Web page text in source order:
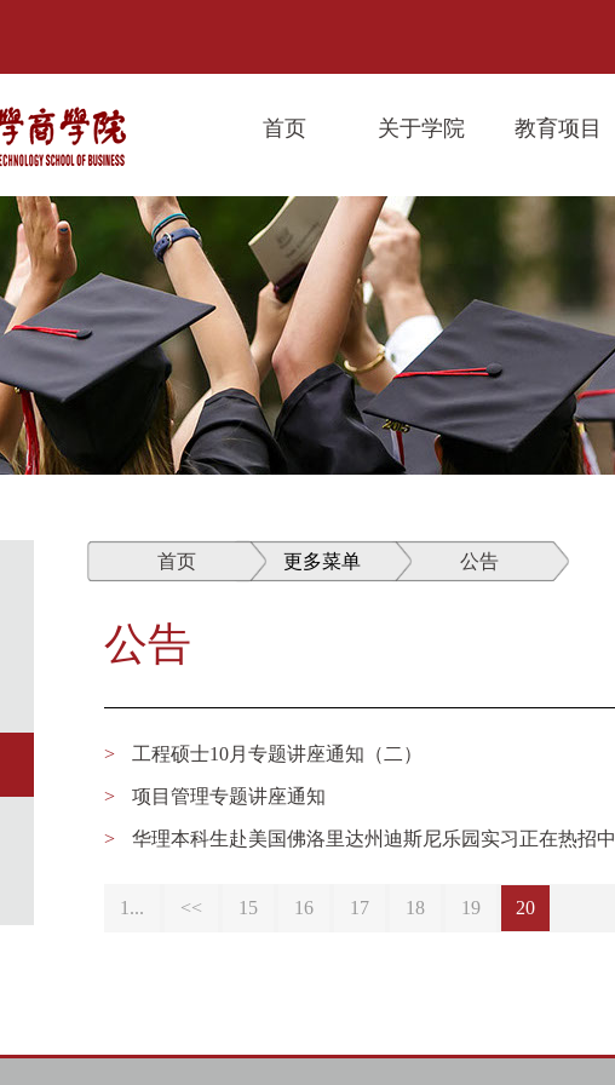
首页 关于学院 教育项目
首页 更多菜单 公告
公告
> 工程硕士10月专题讲座通知（二）
> 项目管理专题讲座通知
> 华理本科生赴美国佛洛里达州迪斯尼乐园实习正在热招中
1... << 15 16 17 18 19 20